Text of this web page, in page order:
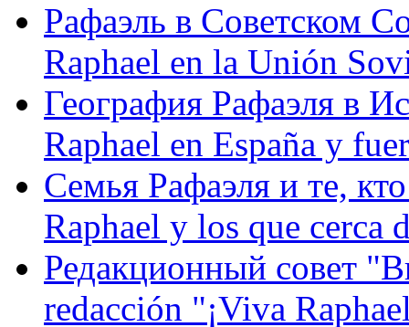
Рафаэль в Советском
Raphael en la Unión
География Рафаэля в
Raphael en España y
Семья Рафаэля и те,
Raphael y los que cerca
Редакционный совет
redacción "¡Viva